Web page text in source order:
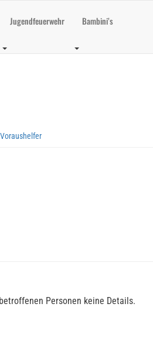
Jugendfeuerwehr Bambini’s
Voraushelfer
Personen keine Details.